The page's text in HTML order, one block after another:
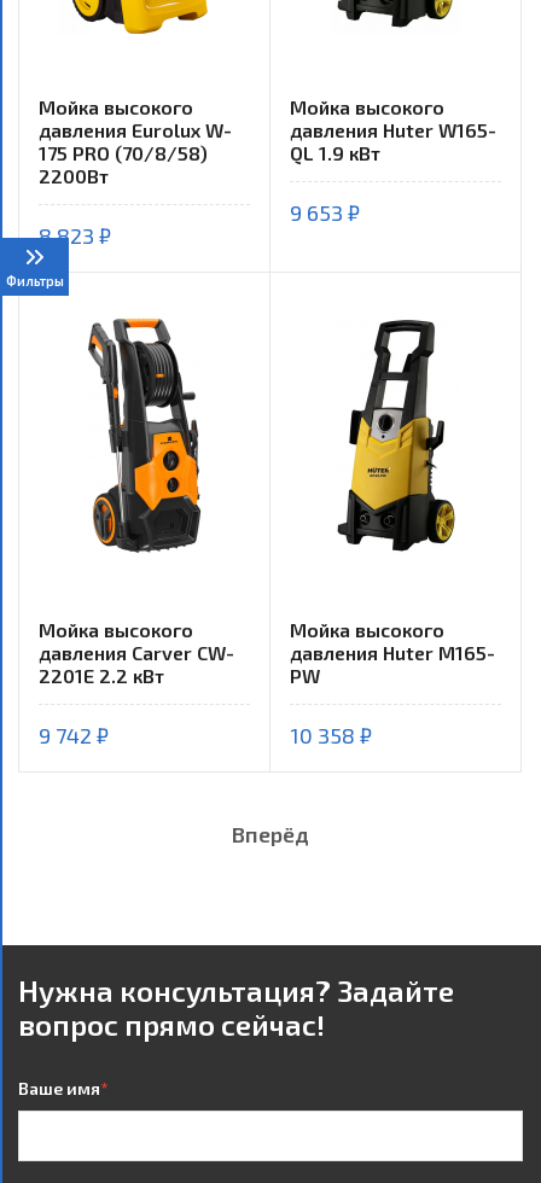
Фильтры
Мойка высокого
давления Eurolux W-
175 PRO (70/8/58)
2200Вт
8 823 ₽
Мойка высокого
давления Huter W165-
QL 1.9 кВт
9 653 ₽
Мойка высокого
давления Carver CW-
2201E 2.2 кВт
9 742 ₽
Мойка высокого
давления Huter M165-
PW
10 358 ₽
Вперёд
Нужна консультация? Задайте
вопрос прямо сейчас!
Ваше имя*